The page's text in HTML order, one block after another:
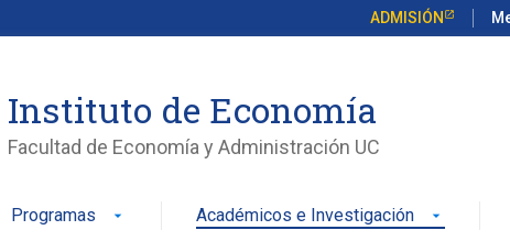
ADMISIÓN
Instituto de Economía
Facultad de Economía y Administración UC
Programas arrow_drop_down Académicos e Investigación arrow_drop_down